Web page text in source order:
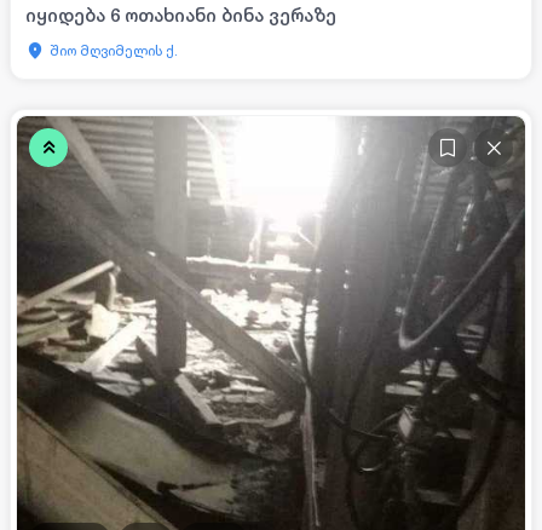
იყიდება 6 ოთახიანი ბინა ვერაზე
შიო მღვიმელის ქ.